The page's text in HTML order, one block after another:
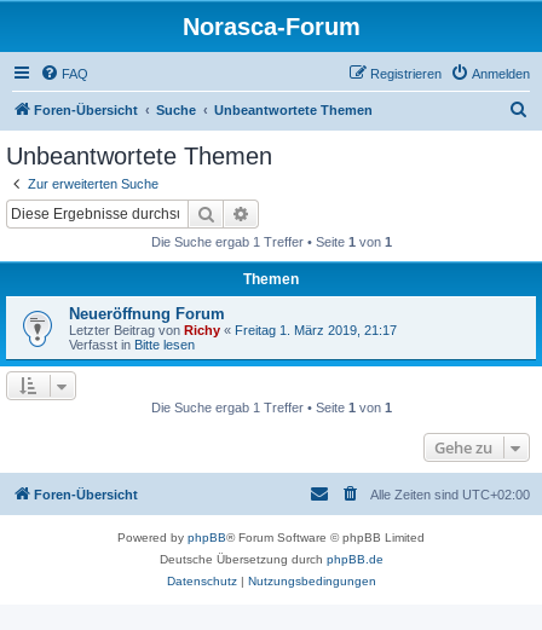
Norasca-Forum
FAQ Anmelden
Registrieren
Foren-Übersicht Suche Unbeantwortete Themen
Unbeantwortete Themen
Zur erweiterten Suche
Suche
Die Suche ergab 1 Treffer • Seite 1 von 1
Themen
Neueröffnung Forum
Letzter Beitrag von Richy « Freitag 1. März 2019, 21:17
Verfasst in Bitte lesen
Die Suche ergab 1 Treffer • Seite 1 von 1
Gehe zu
Foren-Übersicht Alle Zeiten sind UTC+02:00
Powered by phpBB® Forum Software © phpBB Limited
Deutsche Übersetzung durch phpBB.de
Datenschutz| Nutzungsbedingungen